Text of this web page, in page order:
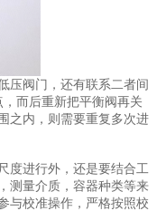
阀门，还有联系二者间
而后重新把平衡阀再关
之内，则需要重复多次进
进行外，还是要结合工
测量介质，容器种类等来
与校准操作，严格按照校